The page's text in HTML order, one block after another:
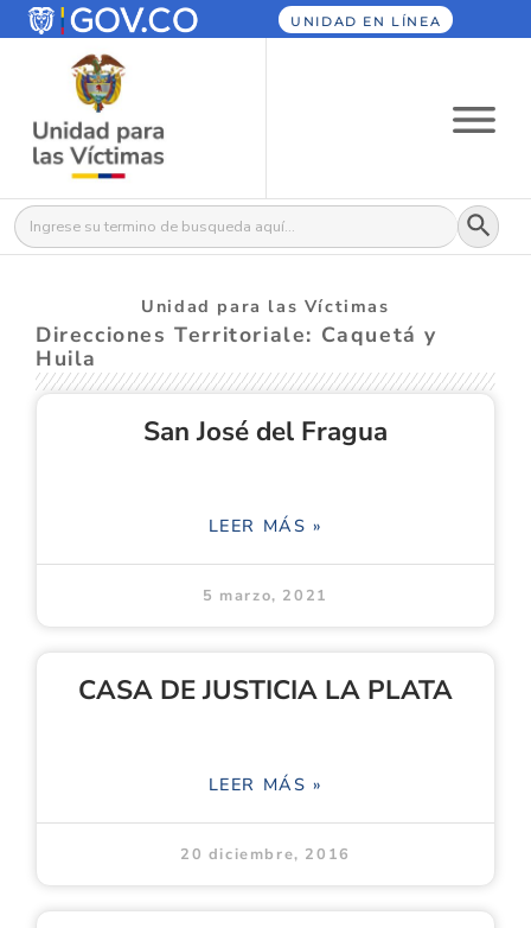
UNIDAD EN LÍNEA
Buscar: Botón
Unidad para las Víctimas
Direcciones Territoriale: Caquetá y
Huila
San José del Fragua
LEER MÁS »
5 marzo, 2021
CASA DE JUSTICIA LA PLATA
LEER MÁS »
20 diciembre, 2016